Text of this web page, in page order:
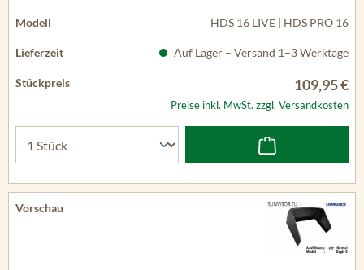
HDS 16 LIVE | HDS PRO 16
Auf Lager – Versand 1–3 Werktage
109,95 €
Preise inkl. MwSt. zzgl. Versandkosten